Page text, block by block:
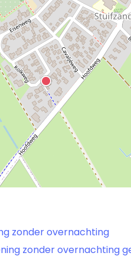
zonder overnachting
zonder overnachting